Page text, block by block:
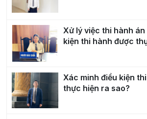
Xử lý việc thi hành
kiện thi hành được
Xác minh điều kiện
thực hiện ra sao?